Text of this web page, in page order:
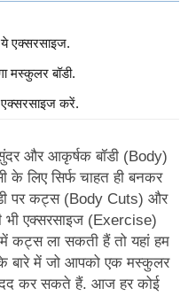
एक्सरसाइज.
मस्कुलर बॉडी.
एक्सरसाइज करें.
और आकृर्षक बॉडी (Body)
के लिए सिर्फ चाहत ही बनकर
पर कट्स (Body Cuts) और
एक्सरसाइज (Exercise)
में कट्स ला सकती हैं तो यहां हम
बारे में जो आपको एक मस्कुलर
कर सकते हैं. आज हर कोई